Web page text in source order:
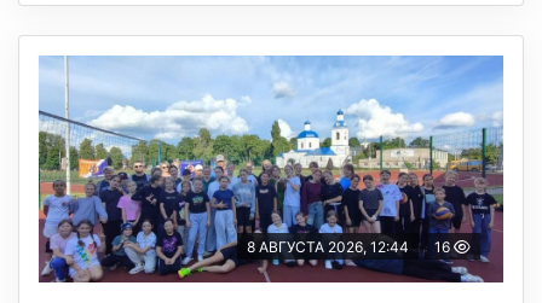
8 АВГУСТА 2026, 12:44 16